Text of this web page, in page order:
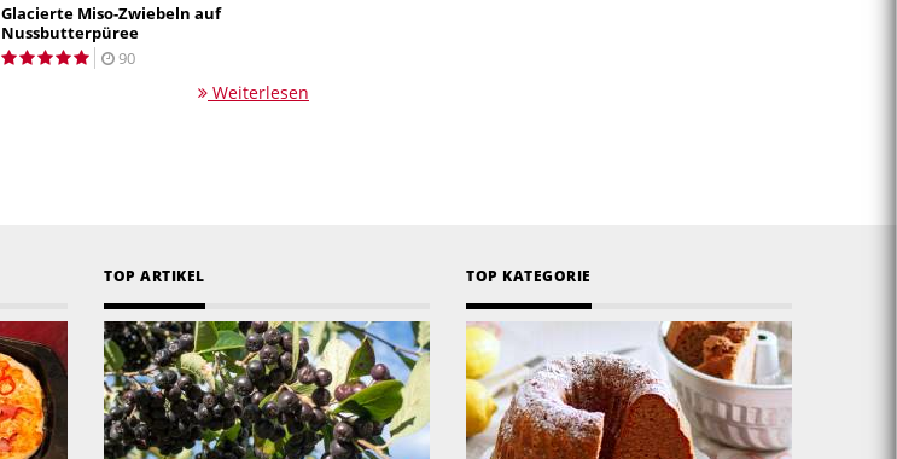
Glacierte Miso-Zwiebeln auf
Nussbutterpüree
90
Weiterlesen
TOP ARTIKEL TOP KATEGORIE